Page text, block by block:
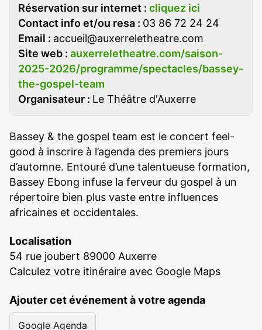
Réservation sur internet : cliquez ici
Contact info et/ou resa : 03 86 72 24 24
Email : accueil@auxerreletheatre.com
Site web : auxerreletheatre.com/saison-
2025-2026/programme/spectacles/bassey-
the-gospel-team
Organisateur : Le Théâtre d'Auxerre
Bassey & the gospel team est le concert feel-
good à inscrire à l’agenda des premiers jours
d’automne. Entouré d’une talentueuse formation,
Bassey Ebong infuse la ferveur du gospel à un
répertoire bien plus vaste entre influences
africaines et occidentales.
Localisation
54 rue joubert 89000 Auxerre
Calculez votre itinéraire avec Google Maps
Ajouter cet événement à votre agenda
Google Agenda